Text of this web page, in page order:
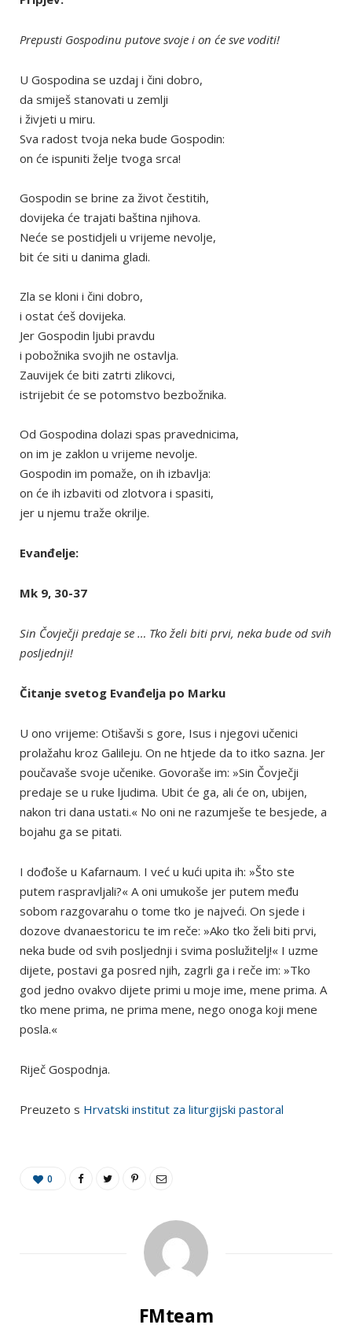
Prepusti Gospodinu putove svoje i on će sve voditi!
U Gospodina se uzdaj i čini dobro,
da smiješ stanovati u zemlji
i živjeti u miru.
Sva radost tvoja neka bude Gospodin:
on će ispuniti želje tvoga srca!
Gospodin se brine za život čestitih,
dovijeka će trajati baština njihova.
Neće se postidjeli u vrijeme nevolje,
bit će siti u danima gladi.
Zla se kloni i čini dobro,
i ostat ćeš dovijeka.
Jer Gospodin ljubi pravdu
i pobožnika svojih ne ostavlja.
Zauvijek će biti zatrti zlikovci,
istrijebit će se potomstvo bezbožnika.
Od Gospodina dolazi spas pravednicima,
on im je zaklon u vrijeme nevolje.
Gospodin im pomaže, on ih izbavlja:
on će ih izbaviti od zlotvora i spasiti,
jer u njemu traže okrilje.
Evanđelje:
Mk 9, 30-37
Sin Čovječji predaje se … Tko želi biti prvi, neka bude od svih
posljednji!
Čitanje svetog Evanđelja po Marku
U ono vrijeme: Otišavši s gore, Isus i njegovi učenici
prolažahu kroz Galileju. On ne htjede da to itko sazna. Jer
poučavaše svoje učenike. Govoraše im: »Sin Čovječji
predaje se u ruke ljudima. Ubit će ga, ali će on, ubijen,
nakon tri dana ustati.« No oni ne razumješe te besjede, a
bojahu ga se pitati.
I dođoše u Kafarnaum. I već u kući upita ih: »Što ste
putem raspravljali?« A oni umukoše jer putem među
sobom razgovarahu o tome tko je najveći. On sjede i
dozove dvanaestoricu te im reče: »Ako tko želi biti prvi,
neka bude od svih posljednji i svima poslužitelj!« I uzme
dijete, postavi ga posred njih, zagrli ga i reče im: »Tko
god jedno ovakvo dijete primi u moje ime, mene prima. A
tko mene prima, ne prima mene, nego onoga koji mene
posla.«
Riječ Gospodnja.
Preuzeto s Hrvatski institut za liturgijski pastoral
0
FMteam